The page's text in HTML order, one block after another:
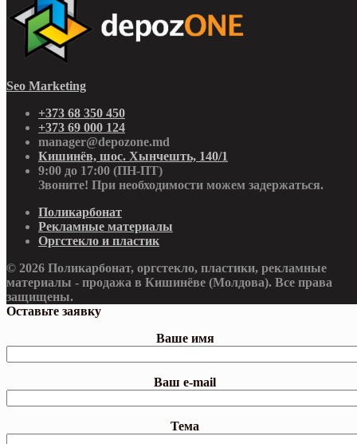
Seo Marketing
+373 68 350 450
+373 69 000 124
manager@depozone.md
Кишинёв, шос. Хынчешть, 140/1
9:00 до 17:00 (ПН-ПТ)
Звоните! При необходимости можем задержаться.
Поликарбонат
Рекламные материалы
Оргстекло и пластик
© 2026 Поликарбонат, оргстекло, пластики, рекламные
материалы - продажа в Кишинёве (Молдова). Все права
защищены.
Оставьте заявку
Ваше имя
Ваш e-mail
Тема